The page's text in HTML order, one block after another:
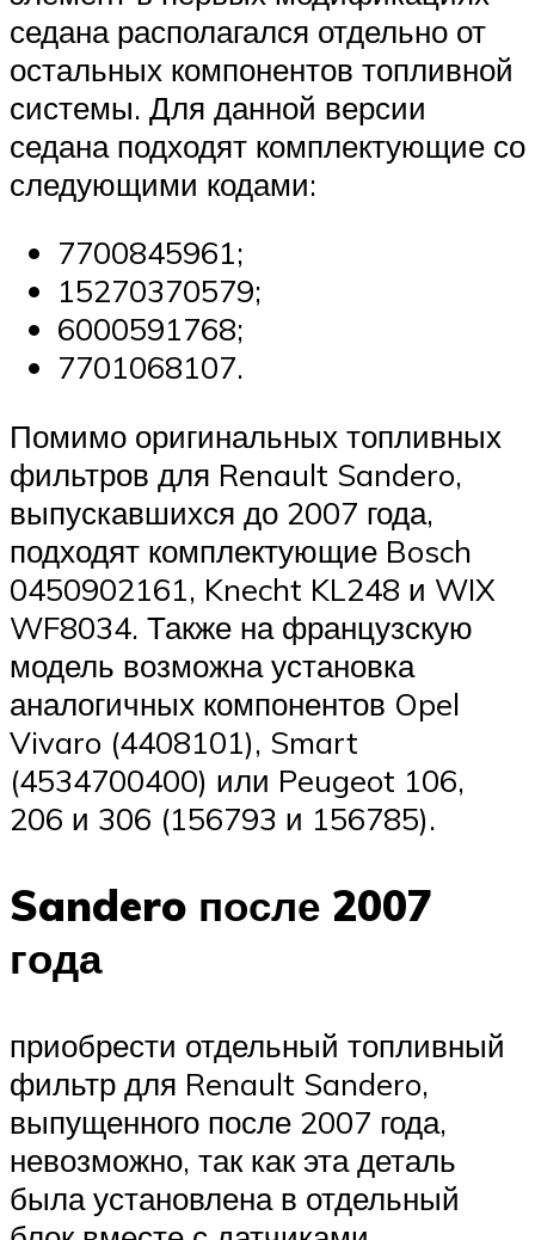
седана располагался отдельно от
остальных компонентов топливной
системы. Для данной версии
седана подходят комплектующие со
следующими кодами:
7700845961;
15270370579;
6000591768;
7701068107.
Помимо оригинальных топливных
фильтров для Renault Sandero,
выпускавшихся до 2007 года,
подходят комплектующие Bosch
0450902161, Knecht KL248 и WIX
WF8034. Также на французскую
модель возможна установка
аналогичных компонентов Opel
Vivaro (4408101), Smart
(4534700400) или Peugeot 106,
206 и 306 (156793 и 156785).
Sandero после 2007
года
приобрести отдельный топливный
фильтр для Renault Sandero,
выпущенного после 2007 года,
невозможно, так как эта деталь
была установлена ​​в отдельный